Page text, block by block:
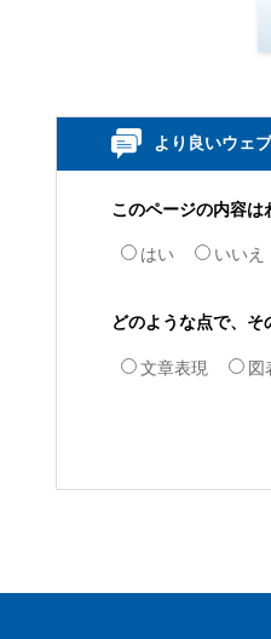
より良いウェ
このページの内容は
はい いいえ
どのような点で、
文章表現 図